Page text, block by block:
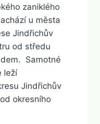
zaniklého
u města
Jindřichův
od středu
Samotné
leží
Jindřichův
okresního